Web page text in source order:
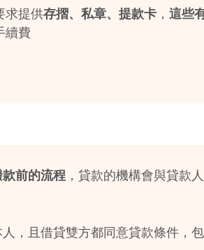
求提供存摺、私章、提款卡 ， 這些
續費
前的流程 ，貸款的機構會與貸款
，且借貸雙方都同意貸款條件，